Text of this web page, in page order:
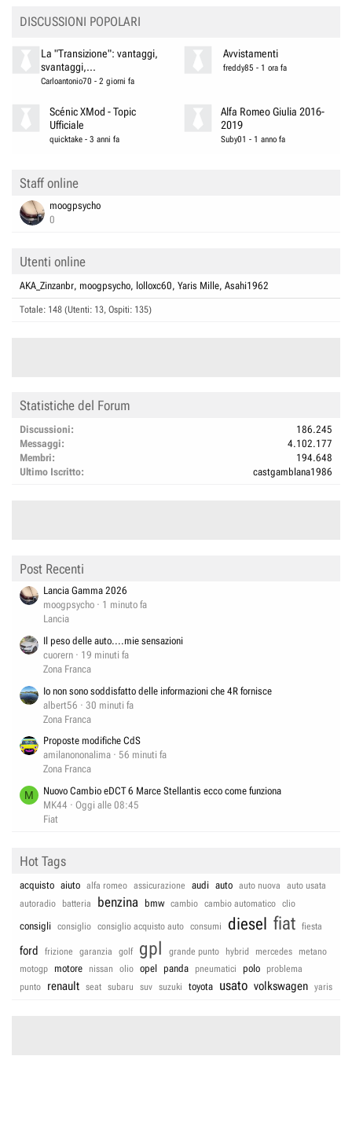
DISCUSSIONI POPOLARI
La "Transizione": vantaggi,
svantaggi,...
Carloantonio70 - 2 giorni fa
Avvistamenti
freddy85 - 1 ora fa
Scénic XMod - Topic
Ufficiale
quicktake -3 anni fa
Alfa Romeo Giulia 2016-
2019
Suby01 - 1 anno fa
Staff online
moogpsycho
0
Utenti online
AKA_Zinzanbr moogpsycho lolloxc60 Yaris Mille Asahi1962
Totale: 148 (Utenti: 13, Ospiti: 135)
Statistiche del Forum
Discussioni
186.245
Messaggi
4.102.177
Membri
194.648
Ultimo Iscritto
castgamblana1986
Post Recenti
Lancia Gamma 2026
moogpsycho
1 minuto fa
Lancia
Il peso delle auto....mie sensazioni
cuorern
19 minuti fa
Zona Franca
Io non sono soddisfatto delle informazioni che 4R fornisce
albert56
30 minuti fa
Zona Franca
Proposte modifiche CdS
amilanononalima
56 minuti fa
Zona Franca
M
Nuovo Cambio eDCT 6 Marce Stellantis ecco come funziona
MK44
Oggi alle 08:45
Fiat
Hot Tags
acquisto aiuto alfa romeo assicurazione audi auto auto nuova
auto usata
autoradio
batteria benzina bmw cambio cambio automatico clio
consigli consiglio consiglio acquisto auto consumi diesel fiat fiesta
ford frizione garanzia golf gpl grande punto hybrid mercedes
metano
motogp
motore nissan olio opel panda pneumatici polo
problema
punto
renault seat subaru suv suzuki toyota usato volkswagen yaris